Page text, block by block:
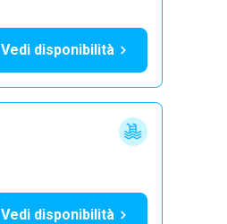
Vedi disponibilità
Vedi disponibilità